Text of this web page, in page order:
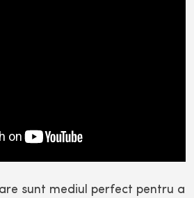
sunt mediul perfect pentru a